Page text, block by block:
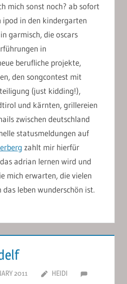
mich sonst noch? ab sofort
in den kindergarten
garmisch, die oscars
in
berufliche projekte,
den songcontest mit
(just kidding!),
und kärnten, grillereien
zwischen deutschland
statusmeldungen auf
zahlt mir hierfür
adrian lernen wird und
mich erwarten, die vielen
leben wunderschön ist.
2011
HEIDI